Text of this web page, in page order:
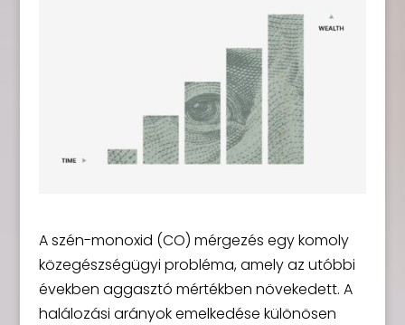
A szén-monoxid (CO) mérgezés egy komoly
közegészségügyi probléma, amely az utóbbi
években aggasztó mértékben növekedett. A
halálozási arányok emelkedése különösen